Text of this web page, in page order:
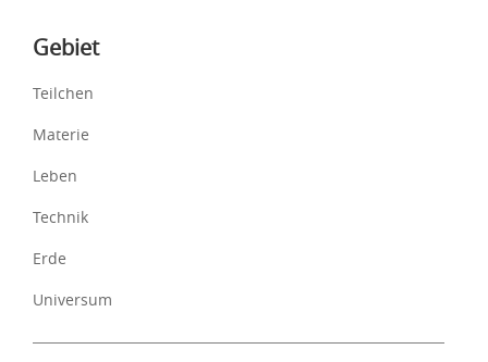
Inhalte
Gebiet
Teilchen
Materie
Leben
Technik
Erde
Universum